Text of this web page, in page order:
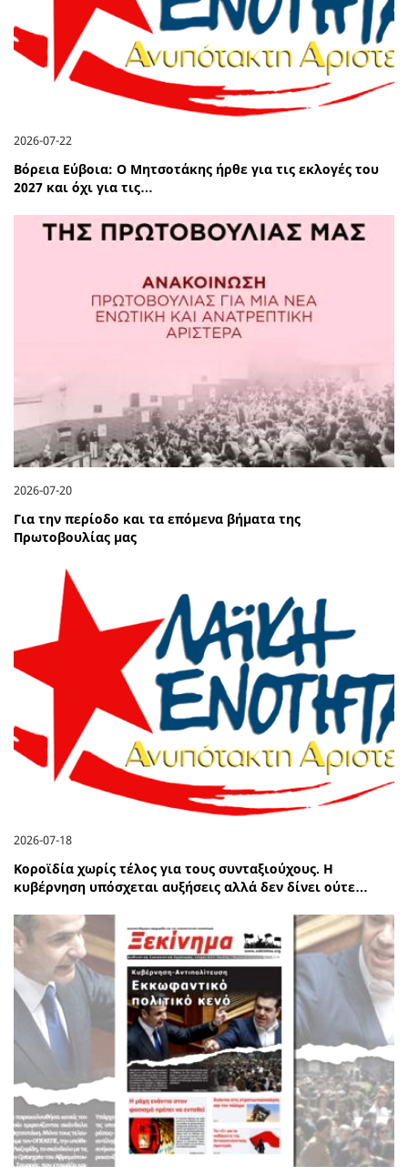
2026-07-22
Βόρεια Εύβοια: Ο Μητσοτάκης ήρθε για τις εκλογές του
2027 και όχι για τις…
2026-07-20
Για την περίοδο και τα επόμενα βήματα της
Πρωτοβουλίας μας
2026-07-18
Κοροϊδία χωρίς τέλος για τους συνταξιούχους. Η
κυβέρνηση υπόσχεται αυξήσεις αλλά δεν δίνει ούτε…